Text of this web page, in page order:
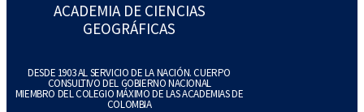
ACADEMIA DE CIENCIAS
GEOGRÁFICAS
DESDE 1903 AL SERVICIO DE LA NACIÓN. CUERPO
CONSULTIVO DEL GOBIERNO NACIONAL
MIEMBRO DEL COLEGIO MÁXIMO DE LAS ACADEMIAS DE
COLOMBIA